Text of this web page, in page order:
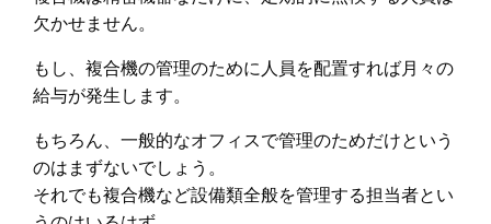
欠かせません。
もし、複合機の管理のために人員を配置すれば月々の
給与が発生します。
もちろん、一般的なオフィスで管理のためだけという
のはまずないでしょう。
それでも複合機など設備類全般を管理する担当者とい